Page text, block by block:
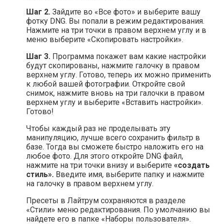
Шаг 2. Зайдите во «Все фото» и выберите вашу
фотку DNG. Вы попали в режим редактирования.
Нажмите на три точки в правом верхнем углу и в
меню выберите «Скопировать настройки».
Шаг 3. Программа покажет вам какие настройки
будут скопированы, нажмите галочку в правом
верхнем углу. Готово, теперь их можно применить
к любой вашей фотографии. Откройте свой
снимок, нажмите вновь на три галочки в правом
верхнем углу и выберите «Вставить настройки».
Готово!
Чтобы каждый раз не проделывать эту
манипуляцию, лучше всего сохранить фильтр в
базе. Тогда вы сможете быстро наложить его на
любое фото. Для этого откройте DNG файл,
нажмите на три точки внизу и выберите «создать
стиль». Введите имя, выберите папку и нажмите
на галочку в правом верхнем углу.
Пресеты в Лайтрум сохраняются в разделе
«Стили» меню редактирования. По умолчанию вы
найдете его в папке «Наборы пользователя».